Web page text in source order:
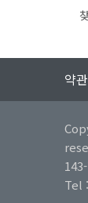
약
Tel